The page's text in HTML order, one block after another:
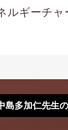
ルギーチャ
島多加仁先生